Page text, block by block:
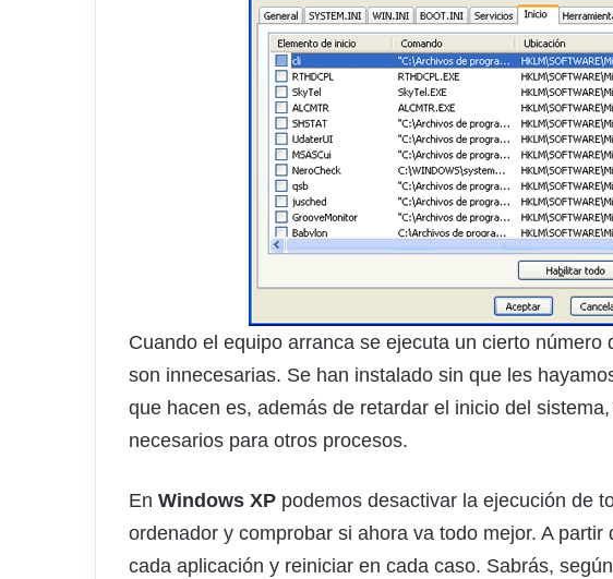
Cuando el equipo arranca se ejecuta un cierto número
son innecesarias. Se han instalado sin que les
que hacen es, además de retardar el inicio del
necesarios para otros procesos.
En Windows XP podemos desactivar la ejecución de
ordenador y comprobar si ahora va todo mejor. A
cada aplicación y reiniciar en cada caso. Sabrás,